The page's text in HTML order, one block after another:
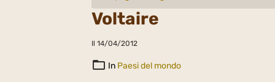
Voltaire
Il 14/04/2012
In Paesi del mondo